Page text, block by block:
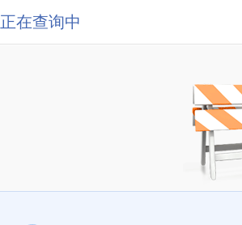
正在查询中